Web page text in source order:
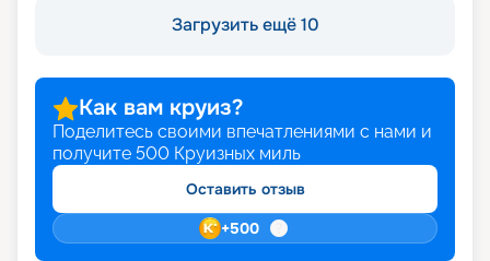
Загрузить ещё 10
Как вам круиз?
Поделитесь своими впечатлениями с нами и
получите 500 Круизных миль
Оставить отзыв
+500